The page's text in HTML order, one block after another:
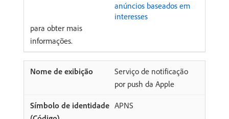
anúncios baseados em
interesses
para obter mais
informações.
Serviço de notificação
por push da Apple
APNS